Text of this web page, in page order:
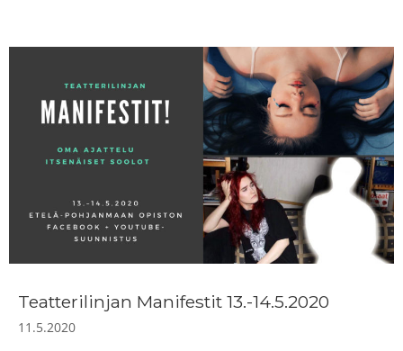
Teatterilinjan Manifestit 13.-14.5.2020
11.5.2020